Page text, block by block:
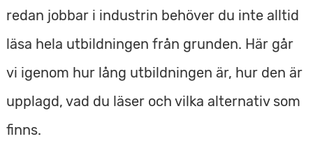
redan jobbar i industrin behöver du inte alltid
läsa hela utbildningen från grunden. Här går
vi igenom hur lång utbildningen är, hur den är
upplagd, vad du läser och vilka alternativ som
finns.